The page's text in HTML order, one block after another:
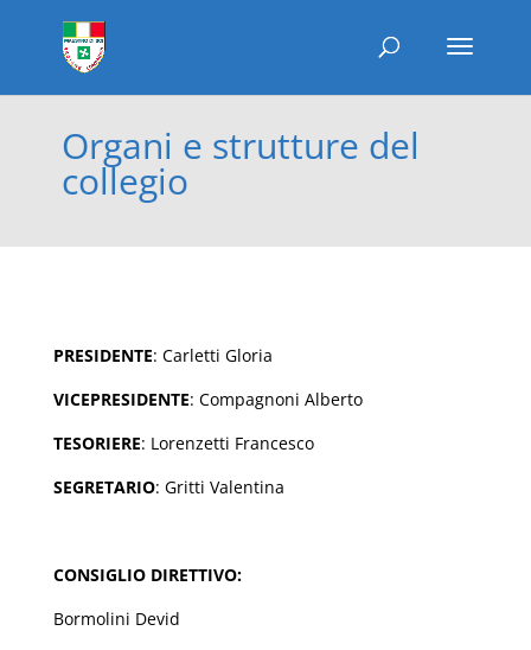
Organi e strutture del
collegio
PRESIDENTE: Carletti Gloria
VICEPRESIDENTE: Compagnoni Alberto
TESORIERE: Lorenzetti Francesco
SEGRETARIO: Gritti Valentina
CONSIGLIO DIRETTIVO:
Bormolini Devid